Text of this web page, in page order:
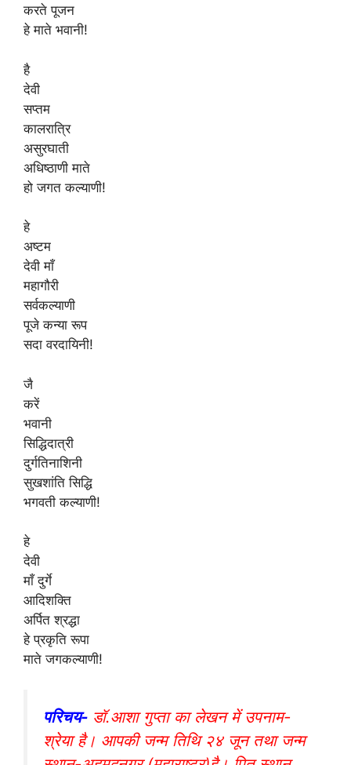
करते पूजन
हे माते भवानी!
है
देवी
सप्तम
कालरात्रि
असुरघाती
अधिष्ठाणी माते
हो जगत कल्याणी!
हे
अष्टम
देवी माँ
महागौरी
सर्वकल्याणी
पूजे कन्या रूप
सदा वरदायिनी!
जै
करें
भवानी
सिद्धिदात्री
दुर्गतिनाशिनी
सुखशांति सिद्धि
भगवती कल्याणी!
हे
देवी
माँ दुर्गे
आदिशक्ति
अर्पित श्रद्धा
हे प्रकृति रूपा
माते जगकल्याणी!
परिचय- डॉ.आशा गुप्ता का लेखन में उपनाम-
श्रेया है। आपकी जन्म तिथि २४ जून तथा जन्म